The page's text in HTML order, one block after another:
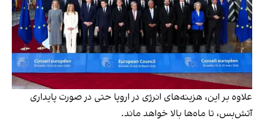
علاوه بر این، هزینه‌های انرژی در اروپا حتی در صورت پایداری
آتش‌بس، تا ماه‌ها بالا خواهد ماند.